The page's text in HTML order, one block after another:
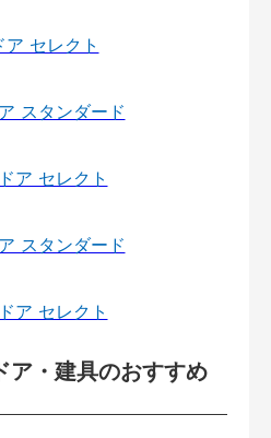
ア セレクト
スタンダード
ア セレクト
スタンダード
ア セレクト
ア・建具のおすすめ